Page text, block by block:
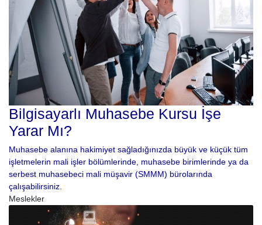
Bilgisayarlı Muhasebe Kursu İşe
Yarar Mı?
Muhasebe alanına hakimiyet sağladığınızda büyük ve küçük tüm
işletmelerin mali işler bölümlerinde, muhasebe birimlerinde ya da
serbest muhasebeci mali müşavir (SMMM) bürolarında
çalışabilirsiniz.
Meslekler